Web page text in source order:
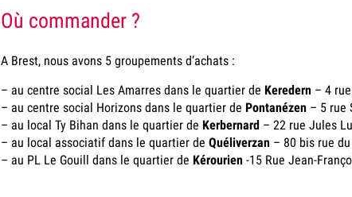
Où commander ?
A Brest, nous avons 5 groupements d’achats :
– au centre social Les Amarres dans le quartier de Keredern – 4
– au centre social Horizons dans le quartier de Pontanézen – 5 rue
– au local Ty Bihan dans le quartier de Kerbernard – 22 rue Jules
– au local associatif dans le quartier de Quéliverzan – 80 bis rue
– au PL Le Gouill dans le quartier de Kérourien -15 Rue Jean-